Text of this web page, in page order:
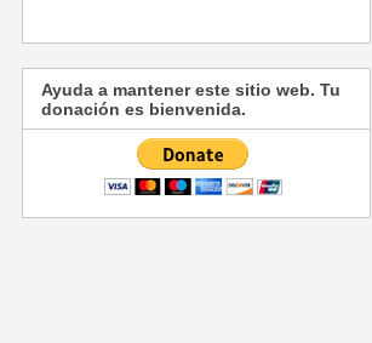
Ayuda a mantener este sitio web. Tu
donación es bienvenida.